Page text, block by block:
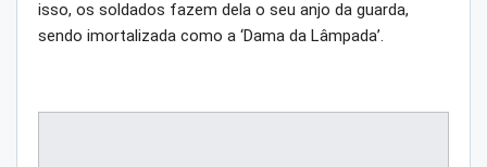
isso, os soldados fazem dela o seu anjo da guarda,
sendo imortalizada como a ‘Dama da Lâmpada’.